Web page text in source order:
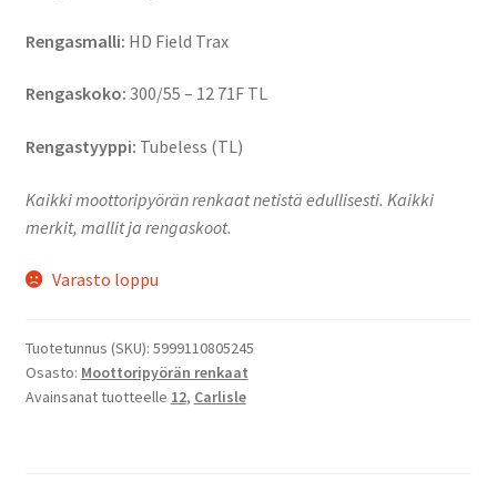
Rengasmalli: HD Field Trax
Rengaskoko: 300/55 – 12 71F TL
Rengastyyppi: Tubeless (TL)
Kaikki moottoripyörän renkaat netistä edullisesti. Kaikki
merkit, mallit ja rengaskoot.
Varasto loppu
Tuotetunnus (SKU): 5999110805245
Osasto: Moottoripyörän renkaat
Avainsanat tuotteelle 12, Carlisle